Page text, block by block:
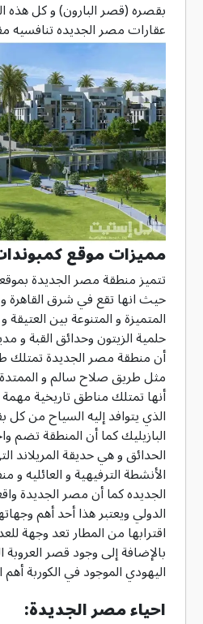
بقصره (قصر البارون) و كل هذه
عقارات مصر الجديده تنافسيه
مميزات موقع
تتميز منطقة مصر الجديدة
حيث انها تقع في شرق القاهرة و
المتميزة و المتنوعة بين
حلمية الزيتون وحدائق القبة و
أن منطقة مصر الجديدة تمتلك
مثل طريق صلاح سالم و الممتدة
أنها تمتلك مناطق تاريخية
الذي يتوافد إليه السياح من كل
البازيليك كما أن المنطقة تضم
الحدائق و هي حديقة المريلاند
الأنشطة الترفيهية و العائليه
الجديده كما أن مصر الجديدة
الدولي ويعتبر هذا أحد أهم
اقترابها من المطار تعد وجهة
بالإضافة إلى وجود قصر العروبة
اليهودي الموجود في الكوربة
احياء مصر الجديدة: